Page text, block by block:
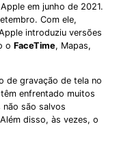
em junho de 2021.
Com ele,
introduziu versões
o FaceTime, Mapas,
de gravação de tela no
enfrentado muitos
são salvos
disso, às vezes, o